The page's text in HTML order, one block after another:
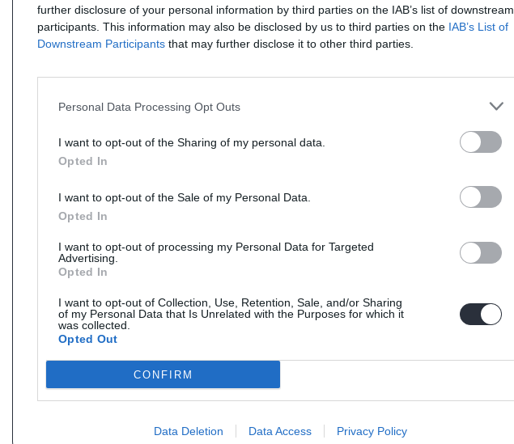
further disclosure of your personal information by third parties on the IAB’s list of downstream
participants. This information may also be disclosed by us to third parties on the IAB’s List of
Downstream Participants that may further disclose it to other third parties.
Personal Data Processing Opt Outs
I want to opt-out of the Sharing of my personal data.
Opted In
I want to opt-out of the Sale of my Personal Data.
Opted In
I want to opt-out of processing my Personal Data for Targeted
Advertising.
Opted In
I want to opt-out of Collection, Use, Retention, Sale, and/or Sharing
of my Personal Data that Is Unrelated with the Purposes for which it
was collected.
Opted Out
CONFIRM
Data Deletion Data Access Privacy Policy